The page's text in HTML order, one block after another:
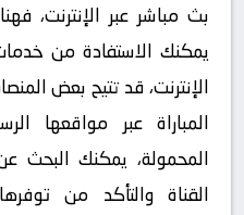
بث مباشر عبر الإنترنت،
يمكنك الاستفادة من
الإنترنت، قد تتيح بعض
المباراة عبر مواقعها
المحمولة، يمكنك البحث
القناة والتأكد من